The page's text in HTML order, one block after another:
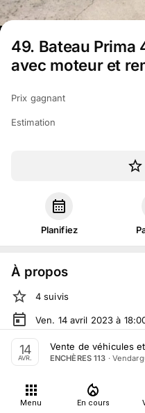
49. Bateau Prima
avec moteur et
Prix gagnant
Estimation
Planifiez
À propos
4 suivis
Ven. 14 avril 2023 à
Vente judiciaire
En salle :
Bâtiment
En live
sur
14
AVR.
Vente de véhicules
ENCHÈRES 113 ·
Menu En cours